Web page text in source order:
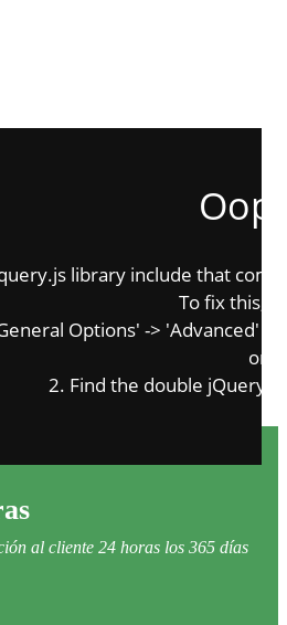
library include that
To fix this,
Options' -> 'Advanced' -
on
2. Find the double
al cliente 24 horas los 365 días